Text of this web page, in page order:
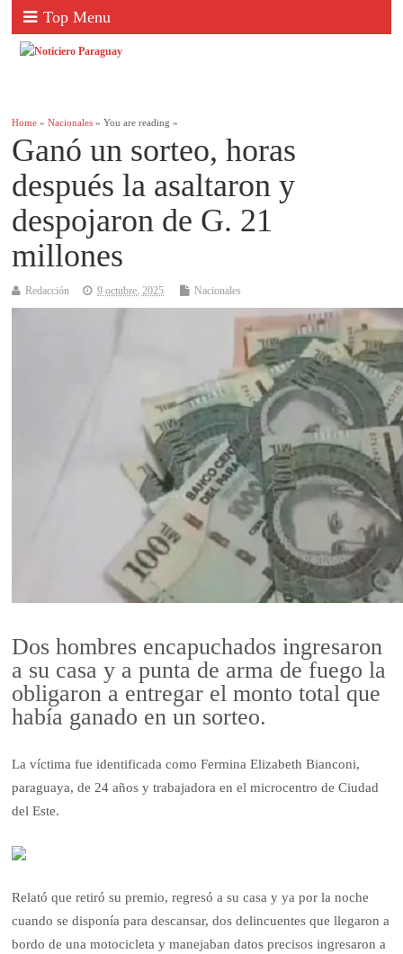
Top Menu
Home »Nacionales » You are reading »
Ganó un sorteo, horas
después la asaltaron y
despojaron de G. 21
millones
Redacción 9 octubre, 2025 Nacionales
Dos hombres encapuchados ingresaron
a su casa y a punta de arma de fuego la
obligaron a entregar el monto total que
había ganado en un sorteo.
La víctima fue identificada como Fermina Elizabeth Bianconi,
paraguaya, de 24 años y trabajadora en el microcentro de Ciudad
del Este.
Relató que retiró su premio, regresó a su casa y ya por la noche
cuando se disponía para descansar, dos delincuentes que llegaron a
bordo de una motocicleta y manejaban datos precisos ingresaron a